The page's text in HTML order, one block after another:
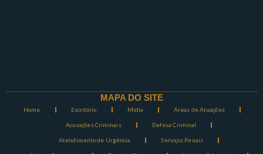
MAPA DO SITE
Home Escritório Mídia Áreas de Atuações
Acusações Criminais Defesa Criminal
Atendimento de Urgência Serviços Penais